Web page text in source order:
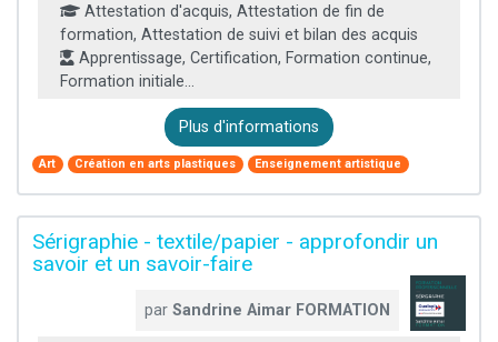
Attestation d'acquis, Attestation de fin de
formation, Attestation de suivi et bilan des acquis
Apprentissage, Certification, Formation continue,
Formation initiale...
Plus d'informations
Art Création en arts plastiques Enseignement artistique
Sérigraphie - textile/papier - approfondir un
savoir et un savoir-faire
par Sandrine Aimar FORMATION